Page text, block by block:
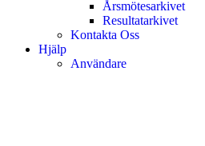
Årsmötesarkivet
Resultatarkivet
Kontakta Oss
Hjälp
Användare